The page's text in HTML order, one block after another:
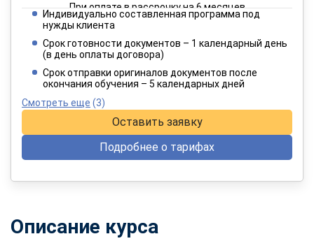
При оплате в рассрочку на 6 месяцев
4 949 руб. / 8 249 руб.
При оплате в рассрочку на 12 месяцев
Индивидуально составленная программа под
нужды клиента
Срок готовности документов – 1 календарный день
(в день оплаты договора)
Срок отправки оригиналов документов после
окончания обучения – 5 календарных дней
Смотреть еще (3)
Оставить заявку
Подробнее о тарифах
Описание курса